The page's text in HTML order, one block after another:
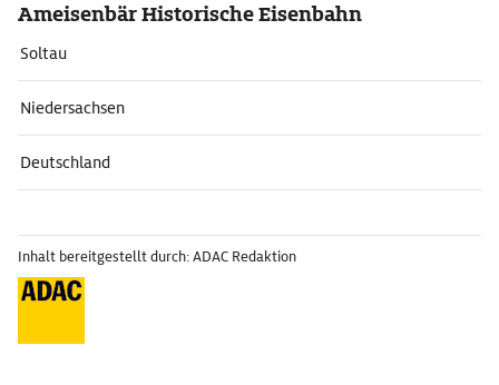
Ameisenbär Historische Eisenbahn
Soltau
Niedersachsen
Deutschland
Inhalt bereitgestellt durch: ADAC Redaktion